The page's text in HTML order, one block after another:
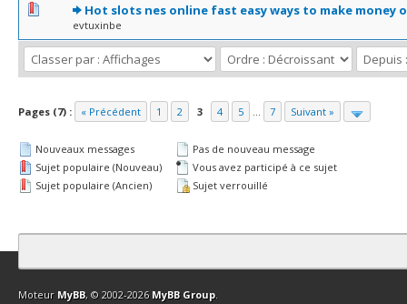
Hot slots nes online fast easy ways to make money
evtuxinbe
0 Votes - 0 sur 5 en moyenne
12345
Pages (7) : « Précédent 1 2 3 4 5 ... 7 Suivant »
Nouveaux messages
Sujet populaire (Nouveau)
Sujet populaire (Ancien)
Pas de nouveau message
Vous avez participé à ce sujet
Sujet verrouillé
Contact Club Affiliation Retourner en haut Version bas-débit
Moteur MyBB, © 2002-2026 MyBB Group.